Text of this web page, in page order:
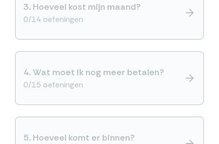
3. Hoeveel kost mijn maand?
0/14 oefeningen
4.Wat moet ik nog meer betalen?
0/15 oefeningen
5. Hoeveel komt er binnen?